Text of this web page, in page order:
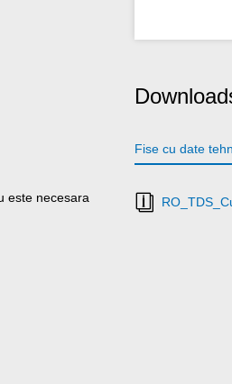
este necesara
Fise cu date